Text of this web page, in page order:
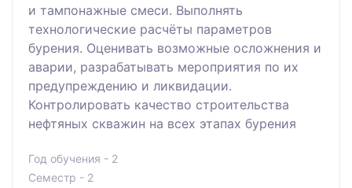
и тампонажные смеси. Выполнять
технологические расчёты параметров
бурения. Оценивать возможные осложнения и
аварии, разрабатывать мероприятия по их
предупреждению и ликвидации.
Контролировать качество строительства
нефтяных скважин на всех этапах бурения
Год обучения - 2
Семестр - 2